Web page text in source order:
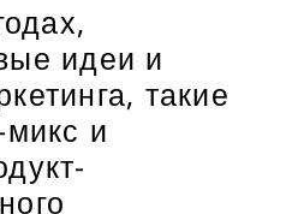
идеи и
такие
микс и